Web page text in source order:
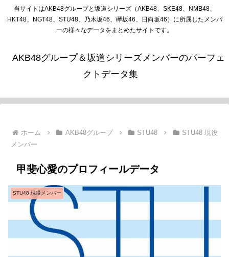
当サイトはAKB48グループと坂道シリーズ（AKB48、SKE48、NMB48、
HKT48、NGT48、STU48、乃木坂46、欅坂46、日向坂46）に所属したメンバ
ーの様々なデータをまとめたサイトです。
AKB48グループ＆坂道シリーズメンバーのパーフェ
クトデータ集
ホーム AKB48グループ STU48
STU48 現役
メンバー
甲斐心愛のプロフィールデータ
STU48 現役メンバー